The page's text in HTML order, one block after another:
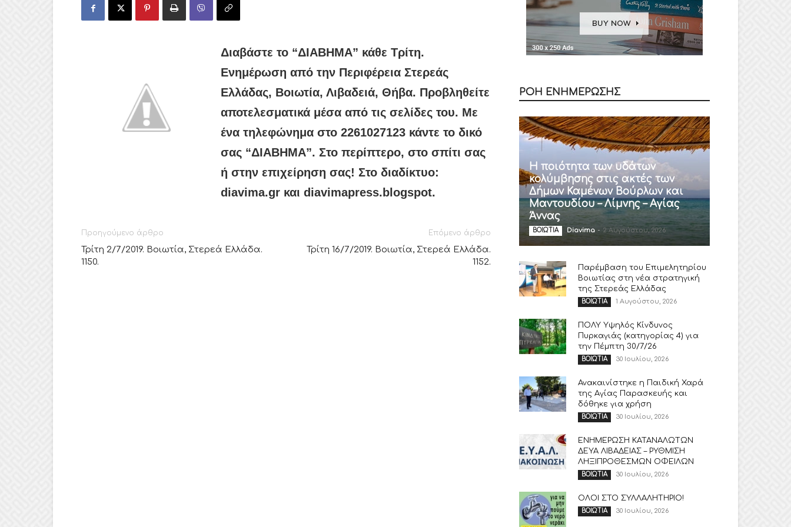
Διαβάστε το “ΔIABHMA” κάθε Τρίτη.
Ενημέρωση από την Περιφέρεια Στερεάς
Ελλάδας, Βοιωτία, Λιβαδειά, Θήβα. Προβληθείτε
αποτελεσματικά μέσα από τις σελίδες του. Με
ένα τηλεφώνημα στο 2261027123 κάντε το δικό
σας “ΔΙΑΒΗΜΑ”. Στο περίπτερο, στο σπίτι σας
ή στην επιχείρηση σας! Στο διαδίκτυο:
diavima.gr και diavimapress.blogspot.
Προηγούμενο άρθρο
Τρίτη 2/7/2019. Βοιωτία, Στερεά Ελλάδα.
1150.
Επόμενο άρθρο
Τρίτη 16/7/2019. Βοιωτία, Στερεά Ελλάδα.
1152.
ΡΟΗ ΕΝΗΜΕΡΩΣΗΣ
Η ποιότητα των υδάτων
κολύμβησης στις ακτές των
Δήμων Καμένων Βούρλων και
Μαντουδίου – Λίμνης – Αγίας
Άννας
ΒΟΙΩΤΙΑ Diavima - 2 Αυγούστου, 2026
Παρέμβαση του Επιμελητηρίου
Βοιωτίας στη νέα στρατηγική
της Στερεάς Ελλάδας
ΒΟΙΩΤΙΑ 1 Αυγούστου, 2026
ΠΟΛΥ Υψηλός Κίνδυνος
Πυρκαγιάς (κατηγορίας 4) για
την Πέμπτη 30/7/26
ΒΟΙΩΤΙΑ 30 Ιουλίου, 2026
Ανακαινίστηκε η Παιδική Χαρά
της Αγίας Παρασκευής και
δόθηκε για χρήση
ΒΟΙΩΤΙΑ 30 Ιουλίου, 2026
ΕΝΗΜΕΡΩΣΗ ΚΑΤΑΝΑΛΩΤΩΝ
ΔΕΥΑ ΛΙΒΑΔΕΙΑΣ – ΡΥΘΜΙΣΗ
ΛΗΞΙΠΡΟΘΕΣΜΩΝ ΟΦΕΙΛΩΝ
ΒΟΙΩΤΙΑ 30 Ιουλίου, 2026
ΟΛΟΙ ΣΤΟ ΣΥΛΛΑΛΗΤΗΡΙΟ!
ΒΟΙΩΤΙΑ 30 Ιουλίου, 2026